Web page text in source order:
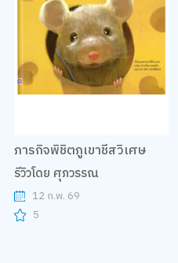
ภารกิจพิชิตภูเขาชีสวิเศษ
รีวิวโดย ศุภวรรณ
12 ก.พ. 69
5